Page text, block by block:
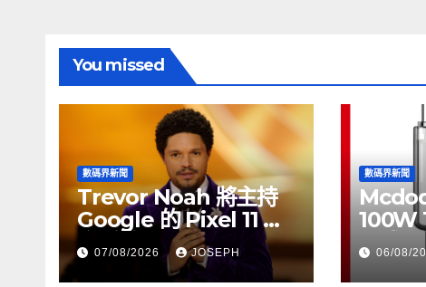
You missed
數碼界新聞
Trevor Noah 將主持
Google 的 Pixel 11 推
介活動
07/08/2026 JOSEPH
數碼界新聞
100W
正式
06/08/